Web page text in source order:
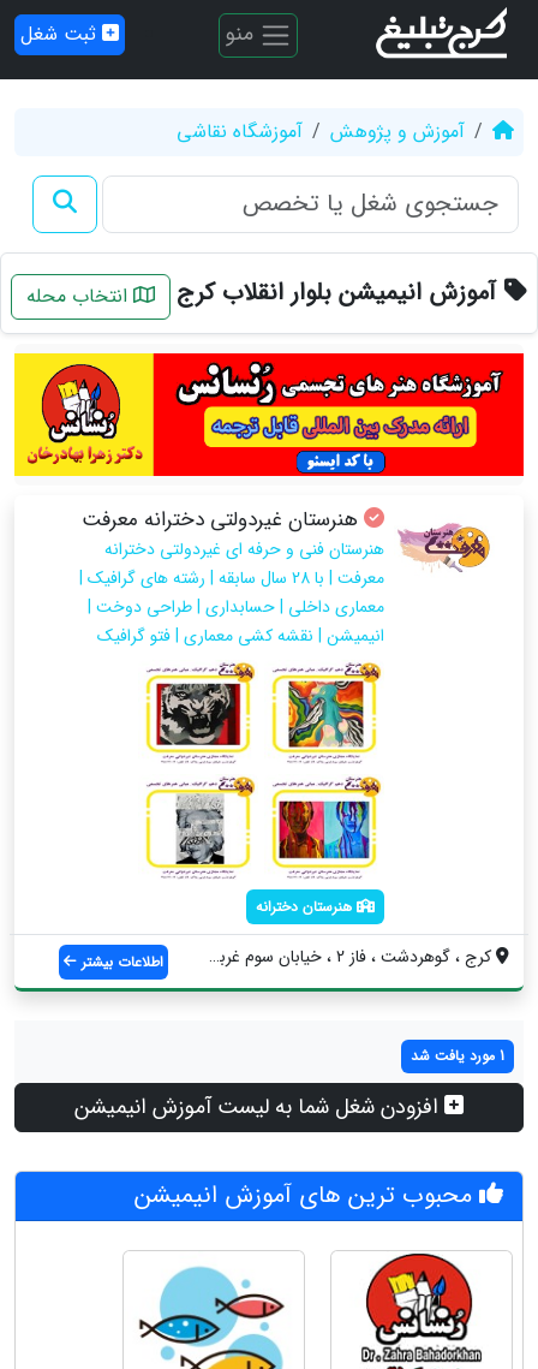
منو ثبت شغل
آموزش و پژوهش آموزشگاه نقاشی
آموزش انیمیشن بلوار انقلاب کرج انتخاب محله
هنرستان غیردولتی دخترانه معرفت
هنرستان فنی و حرفه ای غیردولتی دخترانه
معرفت | با 28 سال سابقه | رشته های گرافیک |
معماری داخلی | حسابداری | طراحی دوخت |
انیمیشن | نقشه کشی معماری | فتو گرافیک
هنرستان دخترانه
کرج ، گوهردشت ، فاز 2 ، خیابان سوم غربی ... اطلاعات بیشتر
1 مورد یافت شد
افزودن شغل شما به لیست آموزش انیمیشن
محبوب ترین های آموزش انیمیشن